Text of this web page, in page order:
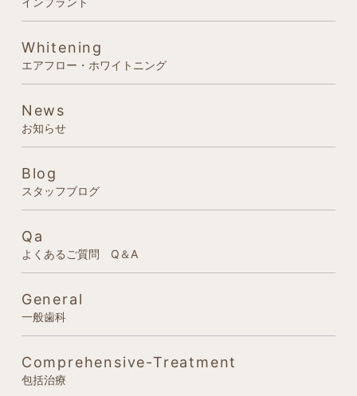
Whitening
エアフロー・ホワイトニング
News
お知らせ
Blog
スタッフブログ
Qa
よくあるご質問 Q＆A
General
一般歯科
Comprehensive-Treatment
包括治療